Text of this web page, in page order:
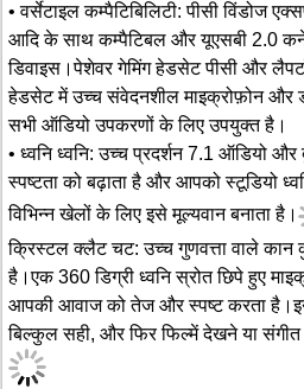
• वर्सेटाइल कम्पैटिबिलिटी: पीसी विंडोज
आदि के साथ कम्पैटिबल और यूएसबी 2.0
डिवाइस।पेशेवर गेमिंग हेडसेट पीसी और
हेडसेट में उच्च संवेदनशील माइक्रोफ़ोन और
सभी ऑडियो उपकरणों के लिए उपयुक्त है।
• ध्वनि ध्वनि: उच्च प्रदर्शन 7.1 ऑडियो और
स्पष्टता को बढ़ाता है और आपको स्टूडियो
विभिन्न खेलों के लिए इसे मूल्यवान बनाता है।
क्रिस्टल क्लैट चट: उच्च गुणवत्ता वाले कान
है।एक 360 डिग्री ध्वनि स्रोत छिपे हुए
आपकी आवाज को तेज और स्पष्ट करता
बिल्कुल सही, और फिर फिल्में देखने या